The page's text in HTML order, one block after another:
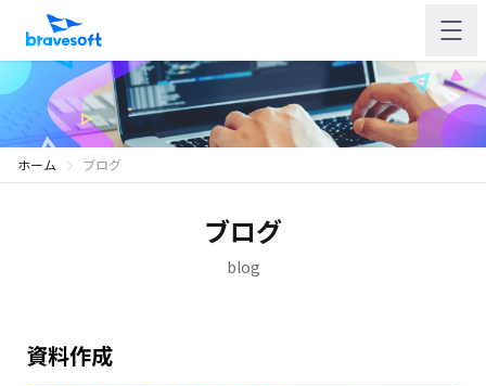
ホーム ブログ
ブログ
blog
資料作成